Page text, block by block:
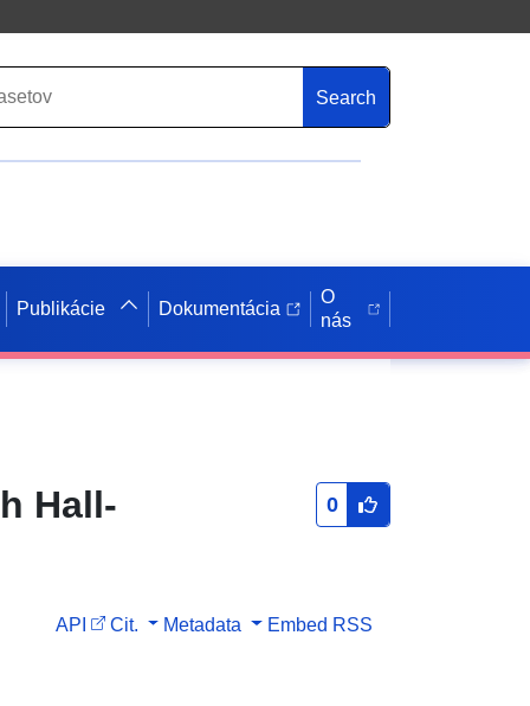
Search
Publikácie Dokumentácia
O
nás
Hall-
0
API Cit. Metadata Embed RSS